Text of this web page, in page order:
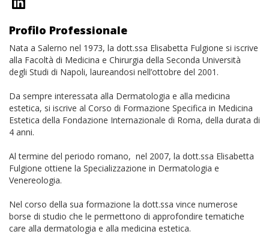
Profilo Professionale
Nata a Salerno nel 1973, la dott.ssa Elisabetta Fulgione si iscrive
alla Facoltà di Medicina e Chirurgia della Seconda Università
degli Studi di Napoli, laureandosi nell’ottobre del 2001.
Da sempre interessata alla Dermatologia e alla medicina
estetica, si iscrive al Corso di Formazione Specifica in Medicina
Estetica della Fondazione Internazionale di Roma, della durata di
4 anni.
Al termine del periodo romano, nel 2007, la dott.ssa Elisabetta
Fulgione ottiene la Specializzazione in Dermatologia e
Venereologia.
Nel corso della sua formazione la dott.ssa vince numerose
borse di studio che le permettono di approfondire tematiche
care alla dermatologia e alla medicina estetica.